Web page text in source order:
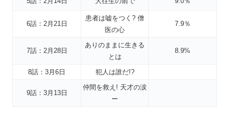
6話：2月21日
患者は嘘をつく? 僧
医の心
7.9％
7話：2月28日
ありのままに生きる
とは
8.9%
8話：3月6日 犯人は誰だ!?
9話：3月13日
仲間を救え! 天才の涙
ー